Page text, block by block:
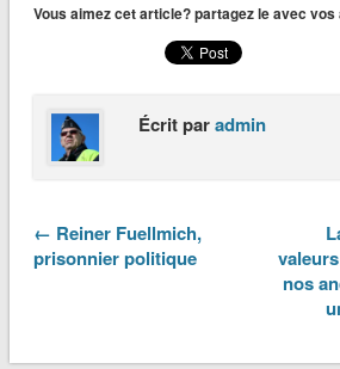
Vous aimez cet article? partagez le avec vos
Écrit paradmin
← Reiner Fuellmich,
prisonnier politique
nos